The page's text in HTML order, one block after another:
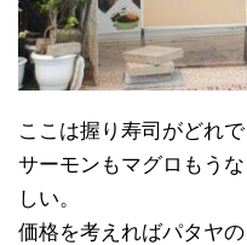
ここは握り寿司がどれで
サーモンもマグロもう
しい。
価格を考えればパタヤ